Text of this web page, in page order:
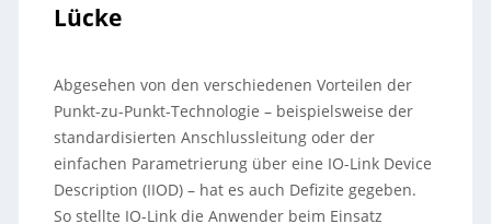
Lücke
Abgesehen von den verschiedenen Vorteilen der
Punkt-zu-Punkt-Technologie – beispielsweise der
standardisierten Anschlussleitung oder der
einfachen Parametrierung über eine IO-Link Device
Description (IIOD) – hat es auch Defizite gegeben.
So stellte IO-Link die Anwender beim Einsatz